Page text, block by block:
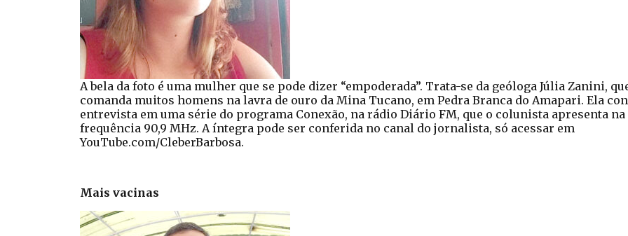
A bela da foto é uma mulher que se pode dizer “empoderada”. Trata-se da geóloga Júlia Zanini,
comanda muitos homens na lavra de ouro da Mina Tucano, em Pedra Branca do Amapari. Ela
entrevista em uma série do programa Conexão, na rádio Diário FM, que o colunista apresenta na
frequência 90,9 MHz. A íntegra pode ser conferida no canal do jornalista, só acessar em
YouTube.com/CleberBarbosa.
Mais vacinas